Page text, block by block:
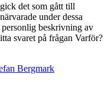
det som gått till
under dessa
beskrivning av
svaret på frågan Varför?
Bergmark